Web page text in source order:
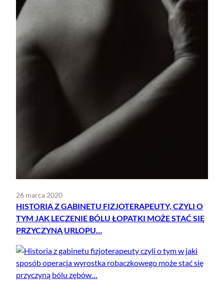
26 marca 2020
HISTORIA Z GABINETU FIZJOTERAPEUTY, CZYLI O
TYM JAK LECZENIE BÓLU ŁOPATKI MOŻE STAĆ SIĘ
PRZYCZYNĄ URLOPU…